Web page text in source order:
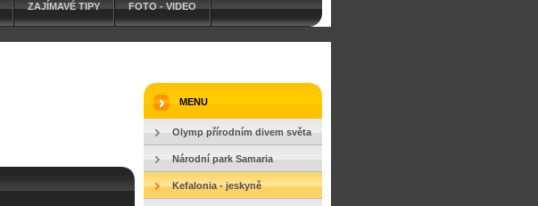
ZAJÍMAVÉ TIPY FOTO - VIDEO
MENU
Olymp přírodním divem světa
Národní park Samaria
Kefalonia - jeskyně